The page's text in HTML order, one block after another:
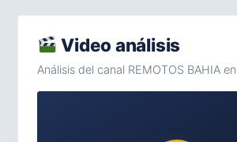
Video análisis
Análisis del canal REMOTOS BAHIA